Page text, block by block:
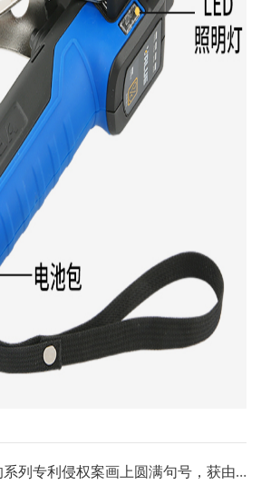
列专利侵权案画上圆满句号，获由衷称赞